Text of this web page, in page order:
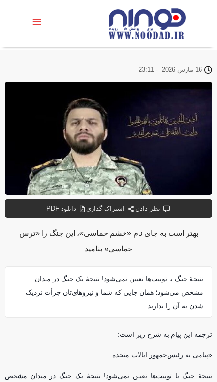
بهتر است به جای نام «خشم حماسی»، این جنگ را «ترس
حماسی» بنامید
نتیجهٔ جنگ با توییت‌ها تعیین نمی‌شود! نتیجهٔ یک جنگ در میدان
مشخص می‌شود؛ همان جایی که شما و نیروهای‌تان جرأت نزدیک
شدن به آن را ندارید
ترجمه این پیام به شرح زیر است:
«پیامی به رئیس‌جمهور ایالات متحده:
نتیجهٔ جنگ با توییت‌ها تعیین نمی‌شود! نتیجهٔ یک جنگ در میدان مشخص
16 مارس 2026 -
23:11
نظر دادن اشتراک گذاری دانلود PDF